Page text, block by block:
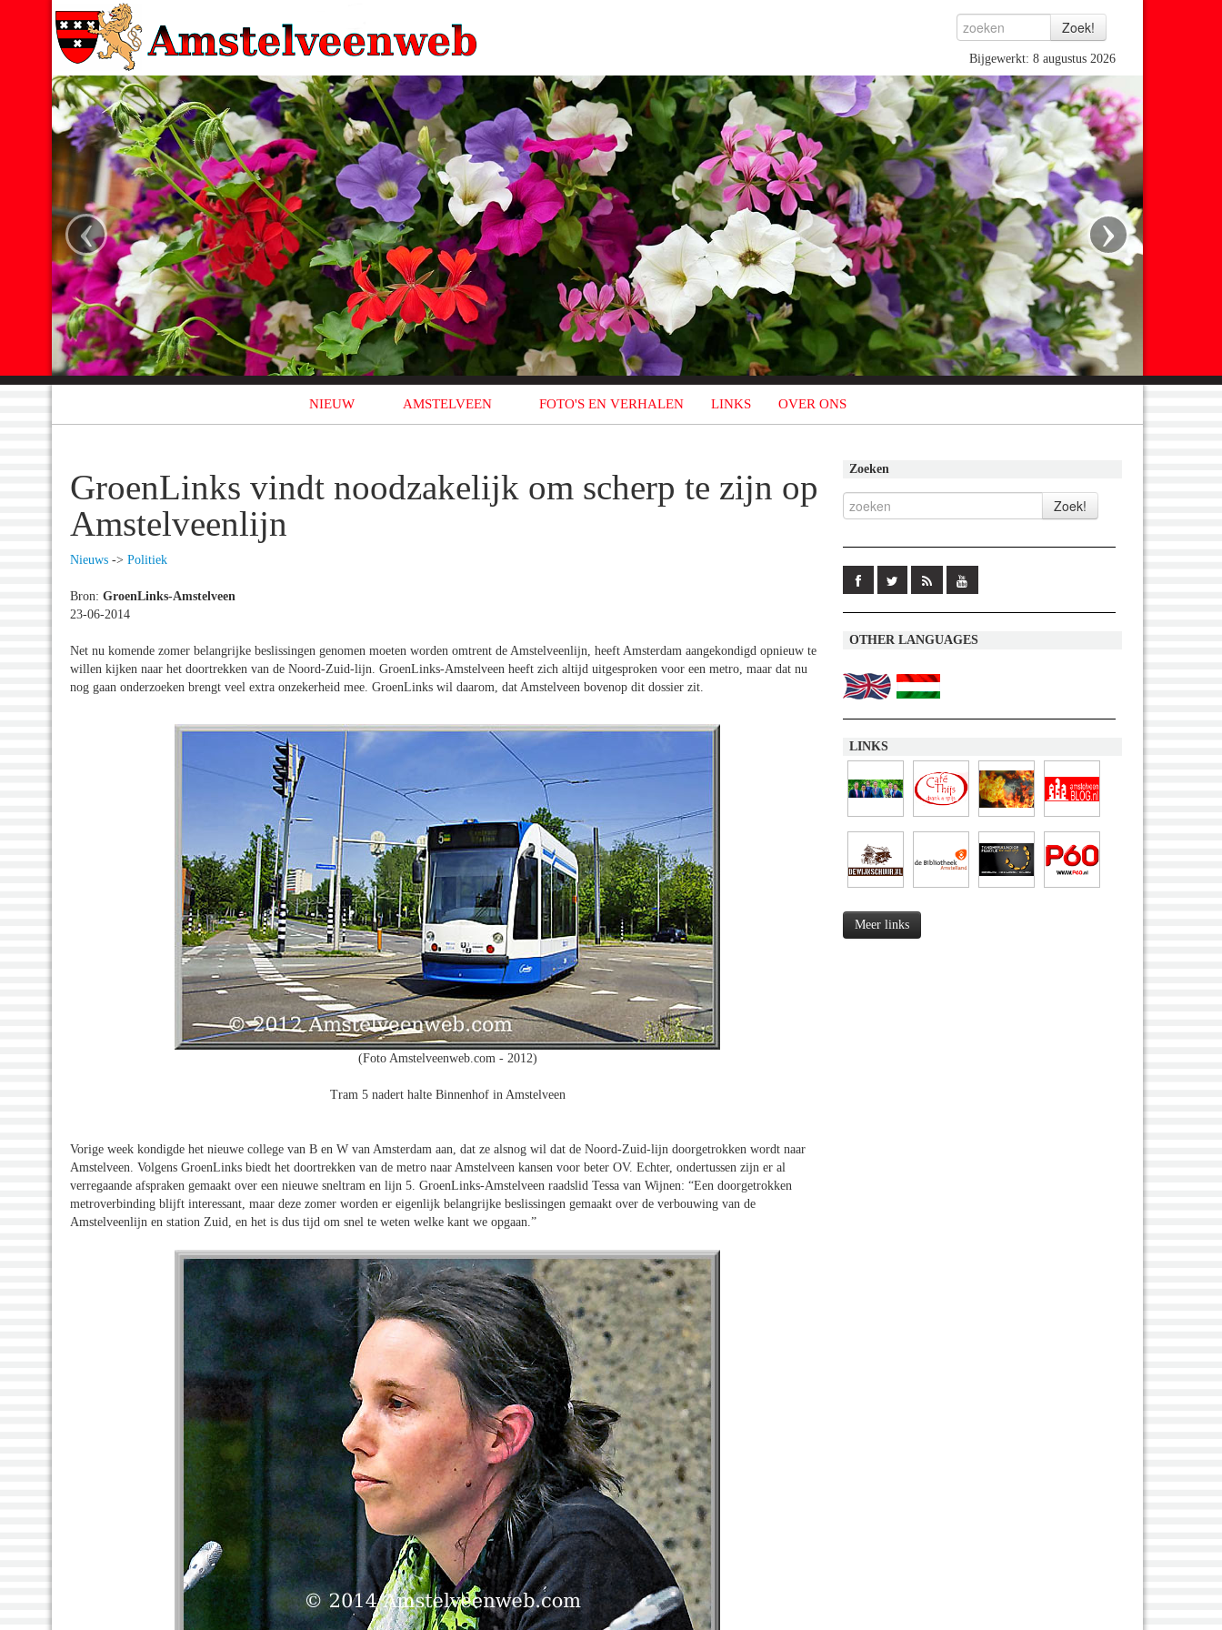
Bijgewerkt: 8 augustus 2026
‹ ›
NIEUW AMSTELVEEN FOTO'S EN VERHALEN LINKS OVER ONS
GroenLinks vindt noodzakelijk om scherp te zijn op
Amstelveenlijn
Nieuws -> Politiek
Bron: GroenLinks-Amstelveen
23-06-2014
Net nu komende zomer belangrijke beslissingen genomen moeten worden omtrent de Amstelveenlijn, heeft Amsterdam aangekondigd opnieuw te
willen kijken naar het doortrekken van de Noord-Zuid-lijn. GroenLinks-Amstelveen heeft zich altijd uitgesproken voor een metro, maar dat nu
nog gaan onderzoeken brengt veel extra onzekerheid mee. GroenLinks wil daarom, dat Amstelveen bovenop dit dossier zit.
(Foto Amstelveenweb.com - 2012)
Tram 5 nadert halte Binnenhof in Amstelveen
Vorige week kondigde het nieuwe college van B en W van Amsterdam aan, dat ze alsnog wil dat de Noord-Zuid-lijn doorgetrokken wordt naar
Amstelveen. Volgens GroenLinks biedt het doortrekken van de metro naar Amstelveen kansen voor beter OV. Echter, ondertussen zijn er al
verregaande afspraken gemaakt over een nieuwe sneltram en lijn 5. GroenLinks-Amstelveen raadslid Tessa van Wijnen: “Een doorgetrokken
metroverbinding blijft interessant, maar deze zomer worden er eigenlijk belangrijke beslissingen gemaakt over de verbouwing van de
Amstelveenlijn en station Zuid, en het is dus tijd om snel te weten welke kant we opgaan.”
Zoeken
OTHER LANGUAGES
LINKS
Meer links